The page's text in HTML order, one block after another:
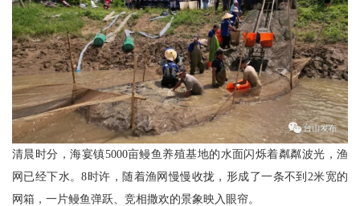
清晨时分，海宴镇5000亩鳗鱼养殖基地的水面闪烁着粼粼波光，渔
网已经下水。8时许，随着渔网慢慢收拢，形成了一条不到2米宽的
网箱，一片鳗鱼弹跃、竞相撒欢的景象映入眼帘。